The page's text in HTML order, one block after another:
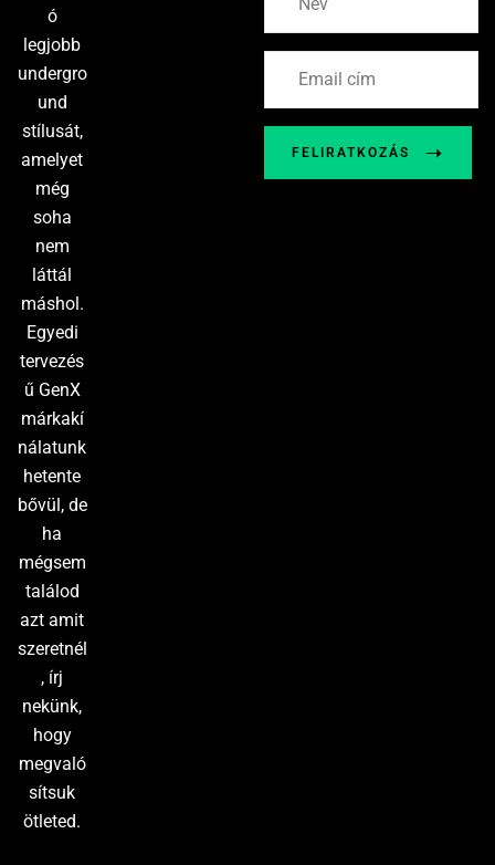
ó
legjobb
undergro
und
stílusát,
amelyet
még
soha
nem
láttál
máshol.
Egyedi
tervezés
ű GenX
márkakí
nálatunk
hetente
bővül, de
ha
mégsem
találod
azt amit
szeretnél
, írj
nekünk,
hogy
megvaló
sítsuk
ötleted.
FELIRATKOZÁS